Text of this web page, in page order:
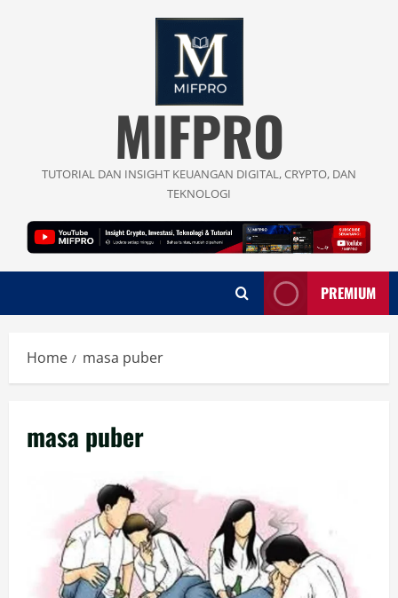
MIFPRO
TUTORIAL DAN INSIGHT KEUANGAN DIGITAL, CRYPTO, DAN
TEKNOLOGI
PREMIUM
Home masa puber
masa puber